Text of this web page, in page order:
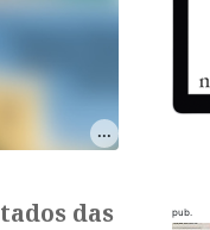
das
pub.